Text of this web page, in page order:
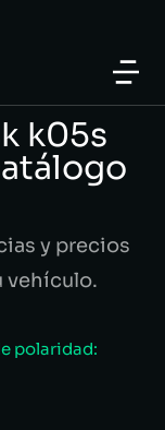
k05s
y precios
vehículo.
polaridad: